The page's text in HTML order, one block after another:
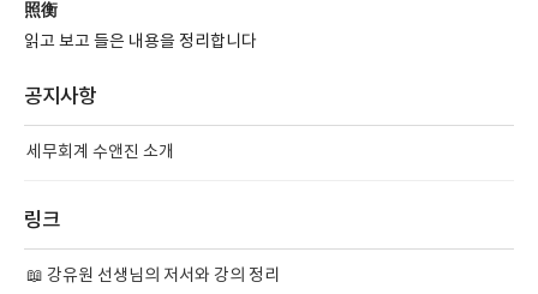
照衡
읽고 보고 들은 내용을 정리합니다
공지사항
세무회계 수앤진 소개
링크
📖 강유원 선생님의 저서와 강의 정리